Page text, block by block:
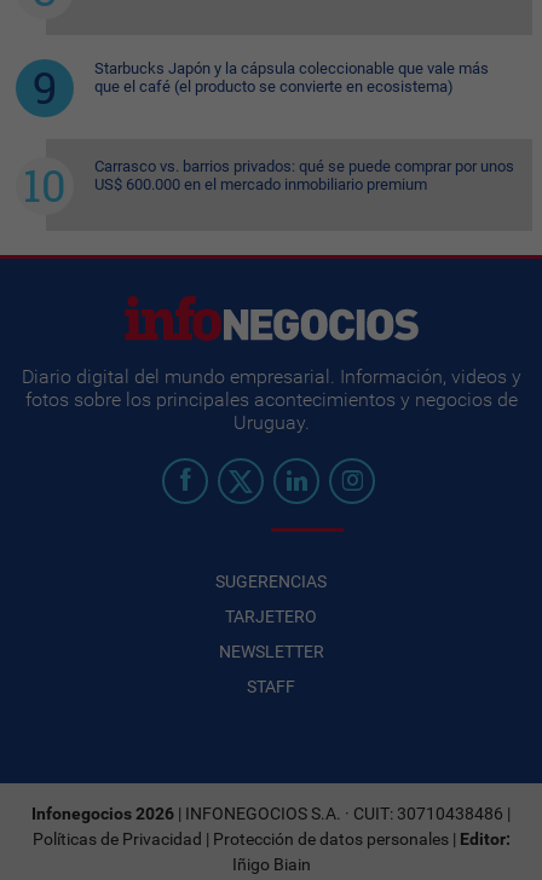
Starbucks Japón y la cápsula coleccionable que vale más
que el café (el producto se convierte en ecosistema)
Carrasco vs. barrios privados: qué se puede comprar por unos
US$ 600.000 en el mercado inmobiliario premium
Diario digital del mundo empresarial. Información, videos y
fotos sobre los principales acontecimientos y negocios de
Uruguay.
SUGERENCIAS
TARJETERO
NEWSLETTER
STAFF
Infonegocios 2026 | INFONEGOCIOS S.A. · CUIT: 30710438486 |
Políticas de Privacidad | Protección de datos personales| Editor:
Iñigo Biain